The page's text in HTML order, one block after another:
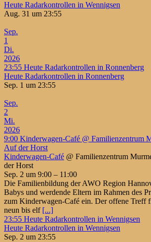
Heute Radarkontrollen in Wennigsen
Aug. 31 um 23:55
Sep.
1
Di.
2026
23:55 Heute Radarkontrollen in Ronnenberg
Heute Radarkontrollen in Ronnenberg
Sep. 1 um 23:55
Sep.
2
Mi.
2026
9:00 Kinderwagen-Café @ Familienzentrum
Auf der Horst
Kinderwagen-Café @ Familienzentrum
der Horst
Sep. 2 um 9:00 – 11:00
Die Familienbildung der AWO Region
Babys und werdende Eltern im Rahmen des
zum Kinderwagen-Café ein. Der offene Treff
neun bis elf [...]
23:55 Heute Radarkontrollen in Wennigsen
Heute Radarkontrollen in Wennigsen
Sep. 2 um 23:55